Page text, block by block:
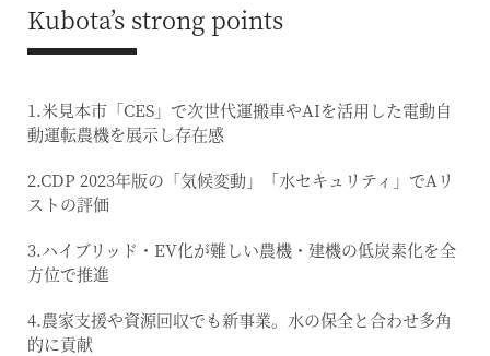
Kubota’s strong points
1.米見本市「CES」で次世代運搬車やAIを活用した電動自
動運転農機を展示し存在感
2.CDP 2023年版の「気候変動」「水セキュリティ」でAリ
ストの評価
3.ハイブリッド・EV化が難しい農機・建機の低炭素化を全
方位で推進
4.農家支援や資源回収でも新事業。水の保全と合わせ多角
的に貢献